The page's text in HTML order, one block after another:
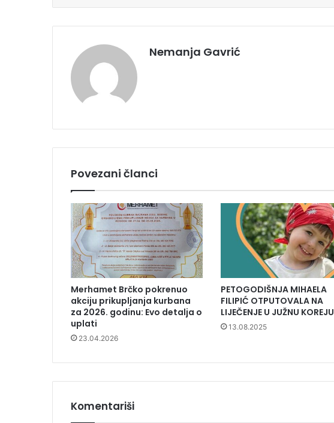
Nemanja Gavrić
Povezani članci
Merhamet Brčko pokrenuo
akciju prikupljanja kurbana
za 2026. godinu: Evo detalja o
uplati
23.04.2026
PETOGODIŠNJA MIHAELA
FILIPIĆ OTPUTOVALA NA
LIJEČENJE U JUŽNU KOREJU
13.08.2025
Komentariši